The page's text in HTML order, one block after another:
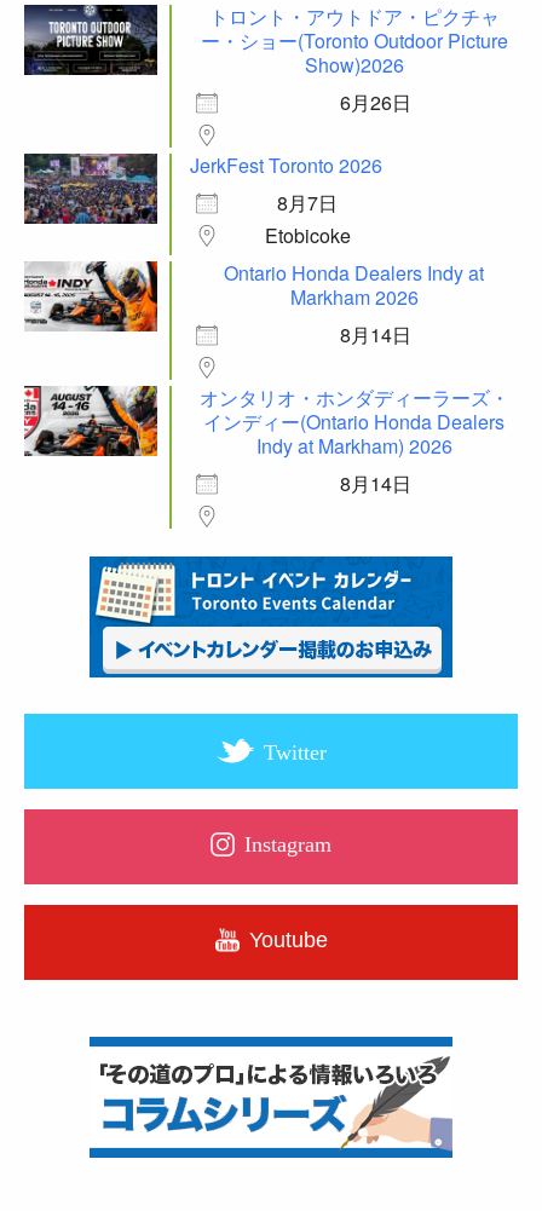
トロント・アウトドア・ピクチャ
ー・ショー(Toronto Outdoor Picture
Show)2026
6月26日
JerkFest Toronto 2026
8月7日
Etobicoke
Ontario Honda Dealers Indy at
Markham 2026
8月14日
オンタリオ・ホンダディーラーズ・
インディー(Ontario Honda Dealers
Indy at Markham) 2026
8月14日
Twitter
Instagram
Youtube